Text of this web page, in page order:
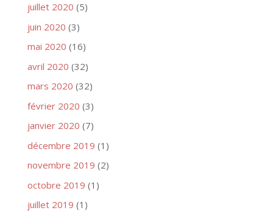
juillet 2020 (5)
juin 2020 (3)
mai 2020 (16)
avril 2020 (32)
mars 2020 (32)
février 2020 (3)
janvier 2020 (7)
décembre 2019 (1)
novembre 2019 (2)
octobre 2019 (1)
juillet 2019 (1)